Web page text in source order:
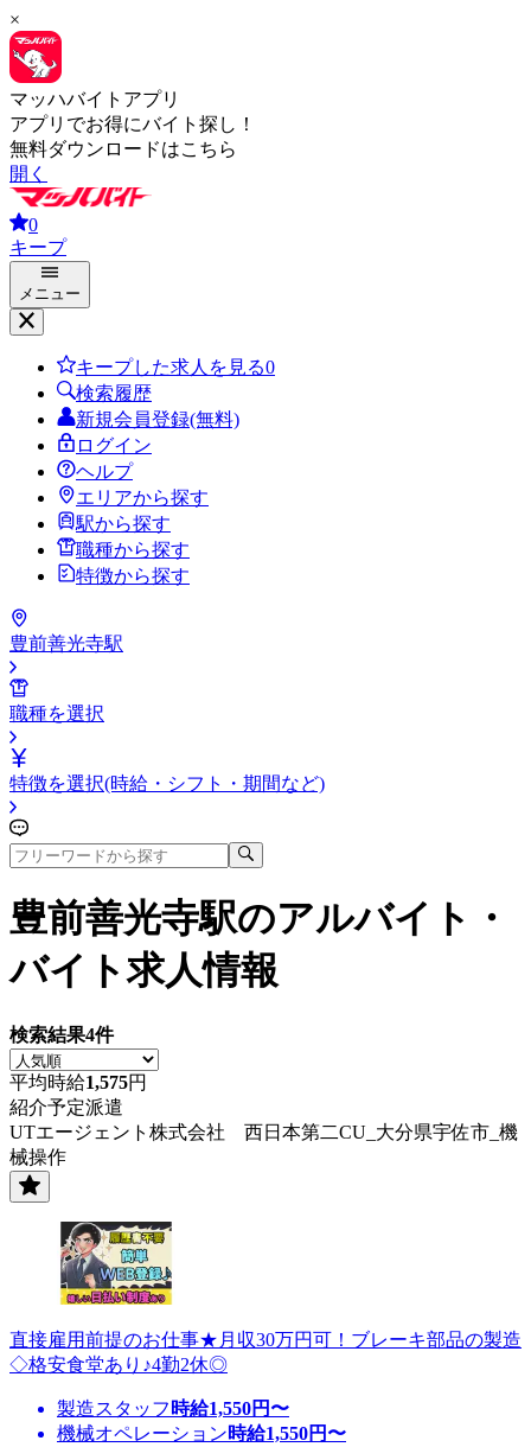
×
マッハバイトアプリ
アプリでお得にバイト探し！
無料ダウンロードはこちら
開く
0
キープ
メニュー
キープした求人を見る0
検索履歴
新規会員登録(無料)
ログイン
ヘルプ
エリアから探す
駅から探す
職種から探す
特徴から探す
豊前善光寺駅
職種を選択
特徴を選択(時給・シフト・期間など)
豊前善光寺駅のアルバイト・
バイト求人情報
検索結果4件
平均時給1,575円
紹介予定派遣
UTエージェント株式会社 西日本第二CU_大分県宇佐市_機
械操作
直接雇用前提のお仕事★月収30万円可！ブレーキ部品の製造
◇格安食堂あり♪4勤2休◎
製造スタッフ 時給1,550円〜
機械オペレーション時給1,550円〜